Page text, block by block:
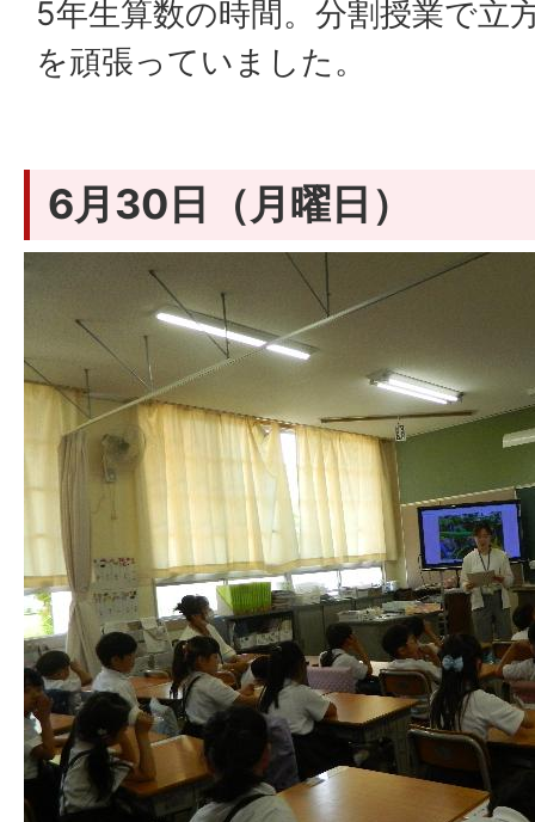
5年生算数の時間。分割授業で立
を頑張っていました。
6月30日（月曜日）